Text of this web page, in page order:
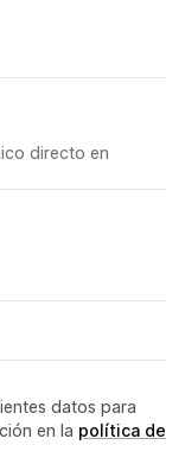
directo en
datos para
en la política de